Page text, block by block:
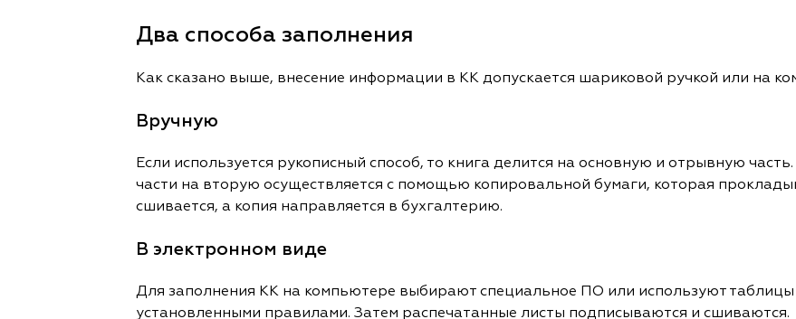
Два способа заполнения
Как сказано выше, внесение информации в КК допускается шариковой ручкой или на
Вручную
Если используется рукописный способ, то книга делится на основную и отрывную
части на вторую осуществляется с помощью копировальной бумаги, которая
сшивается, а копия направляется в бухгалтерию.
В электронном виде
Для заполнения КК на компьютере выбирают специальное ПО или используют таблицы
установленными правилами. Затем распечатанные листы подписываются и сшиваются.